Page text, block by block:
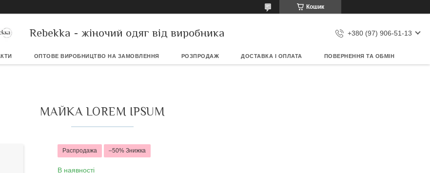
Кошик
Rebekka - жіночий одяг від виробника +380 (97) 906-51-13
ОПТОВЕ ВИРОБНИЦТВО НА ЗАМОВЛЕННЯ РОЗПРОДАЖ ДОСТАВКА І ОПЛАТА ПОВЕРНЕННЯ ТА ОБМІН
МАЙКА LOREM IPSUM
Распродажа –50%
В наявності